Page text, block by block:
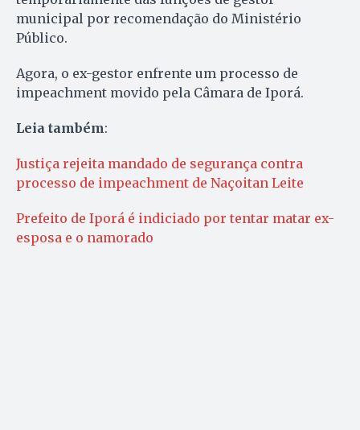
municipal por recomendação do Ministério
Público.
Agora, o ex-gestor enfrente um processo de
impeachment movido pela Câmara de Iporá.
Leia também:
Justiça rejeita mandado de segurança contra
processo de impeachment de Naçoitan Leite
Prefeito de Iporá é indiciado por tentar matar ex-
esposa e o namorado